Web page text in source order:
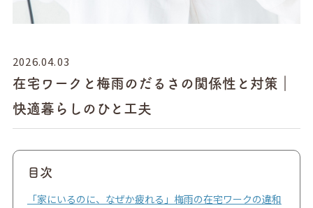
2026.04.03
在宅ワークと梅雨のだるさの関係性と対策｜
快適暮らしのひと工夫
目次
「家にいるのに、なぜか疲れる」梅雨の在宅ワークの違和